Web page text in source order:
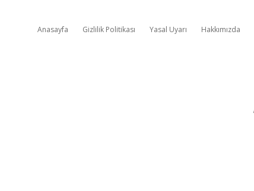
Anasayfa Gizlilik Politikası Yasal Uyarı Hakkımızda